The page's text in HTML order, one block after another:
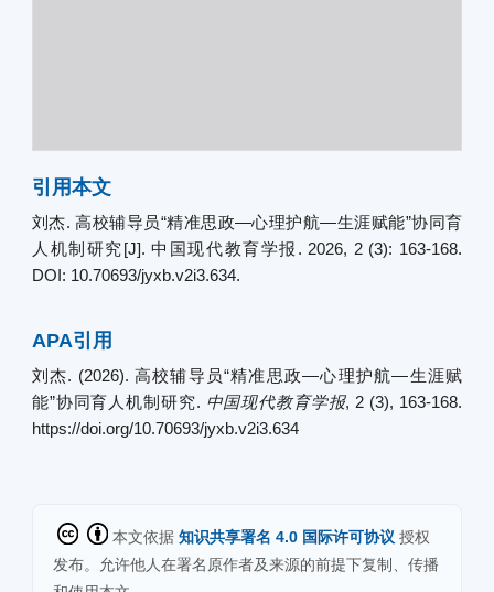
引用本文
刘杰. 高校辅导员“精准思政—心理护航—生涯赋能”协同育
人机制研究[J]. 中国现代教育学报. 2026, 2 (3): 163-168.
DOI: 10.70693/jyxb.v2i3.634.
APA引用
刘杰. (2026). 高校辅导员“精准思政—心理护航—生涯赋
能”协同育人机制研究. 中国现代教育学报, 2 (3), 163-168.
https://doi.org/10.70693/jyxb.v2i3.634
本文依据知识共享署名 4.0 国际许可协议授权
发布。允许他人在署名原作者及来源的前提下复制、传播